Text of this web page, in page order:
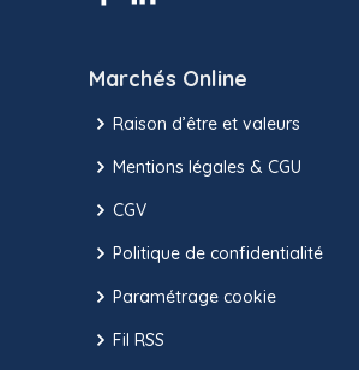
Marchés Online
Raison d’être et valeurs
Mentions légales & CGU
CGV
Politique de confidentialité
Paramétrage cookie
Fil RSS